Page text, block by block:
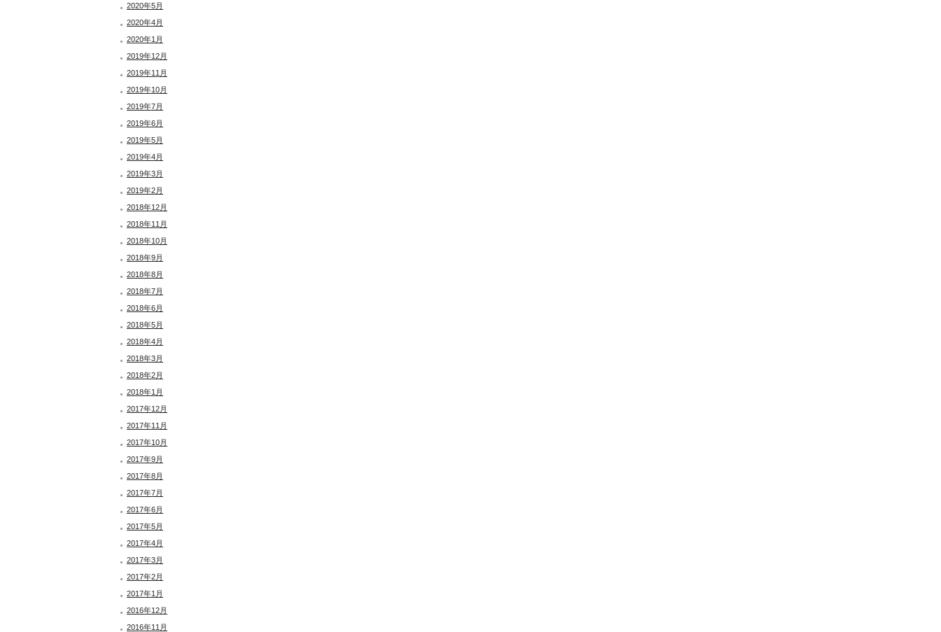
2020年5月
2020年4月
2020年1月
2019年12月
2019年11月
2019年10月
2019年7月
2019年6月
2019年5月
2019年4月
2019年3月
2019年2月
2018年12月
2018年11月
2018年10月
2018年9月
2018年8月
2018年7月
2018年6月
2018年5月
2018年4月
2018年3月
2018年2月
2018年1月
2017年12月
2017年11月
2017年10月
2017年9月
2017年8月
2017年7月
2017年6月
2017年5月
2017年4月
2017年3月
2017年2月
2017年1月
2016年12月
2016年11月